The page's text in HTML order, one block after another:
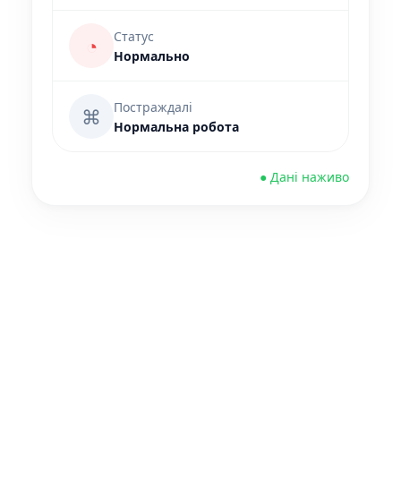
◔
Статус
Нормально
⌘
Постраждалі
Нормальна робота
● Дані наживо